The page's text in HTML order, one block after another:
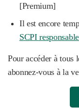
[Premium]
Il est encore
SCPI
Pour accéder à
abonnez-vous à la